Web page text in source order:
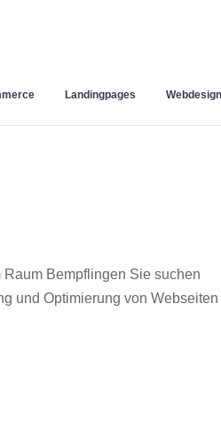
Landingpages
Bempflingen Sie suchen
und Optimierung von Webseiten